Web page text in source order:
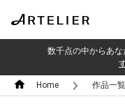
数千点の中からあ
Home 作品一覧